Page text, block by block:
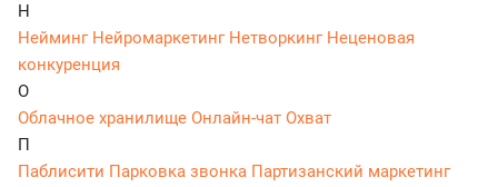
Н
Нейминг Нейромаркетинг Нетворкинг Неценовая
конкуренция
О
Облачное хранилище Онлайн-чат Охват
П
Паблисити Парковка звонка Партизанский маркетинг